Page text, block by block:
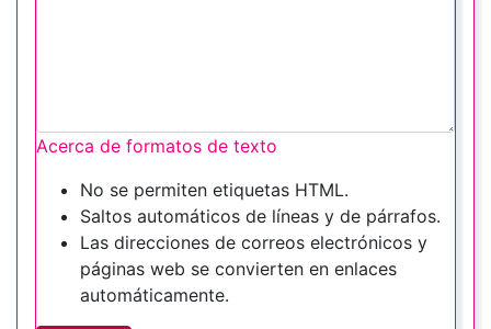
Acerca de formatos de texto
No se permiten etiquetas HTML.
Saltos automáticos de líneas y de párrafos.
Las direcciones de correos electrónicos y
páginas web se convierten en enlaces
automáticamente.